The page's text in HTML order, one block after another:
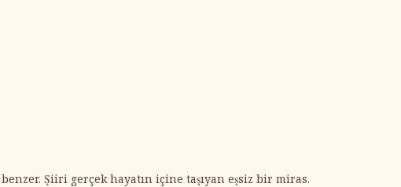
Şiiri gerçek hayatın içine taşıyan eşsiz bir miras.